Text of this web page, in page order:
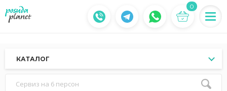
0
КАТАЛОГ
Сервиз на 6 персон